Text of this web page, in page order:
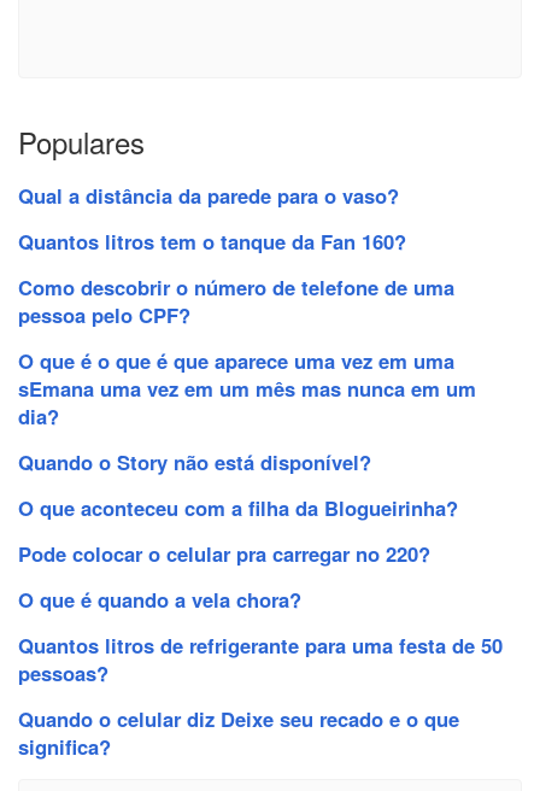
Populares
Qual a distância da parede para o vaso?
Quantos litros tem o tanque da Fan 160?
Como descobrir o número de telefone de uma
pessoa pelo CPF?
O que é o que é que aparece uma vez em uma
sEmana uma vez em um mês mas nunca em um
dia?
Quando o Story não está disponível?
O que aconteceu com a filha da Blogueirinha?
Pode colocar o celular pra carregar no 220?
O que é quando a vela chora?
Quantos litros de refrigerante para uma festa de 50
pessoas?
Quando o celular diz Deixe seu recado e o que
significa?